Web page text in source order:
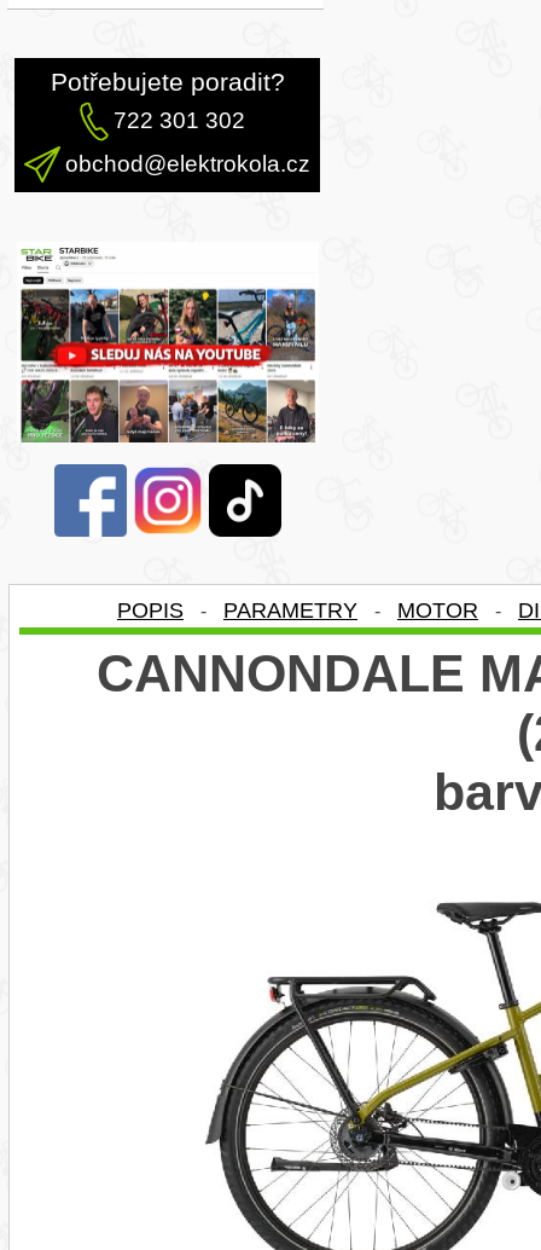
Potřebujete poradit?
722 301 302
obchod@elektrokola.cz
POPIS - PARAMETRY - MOTOR -
CANNONDALE